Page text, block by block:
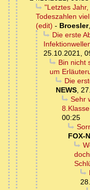
"Letztes
Todeszahlen
(edit) - Broesler,
Die erste
25.10.2021,
Bin nicht
um
Die
NEWS,
Sehr
00:25
FOX-